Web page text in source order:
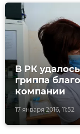
17 января 2016, 11:52
В РК
гриппа
компании